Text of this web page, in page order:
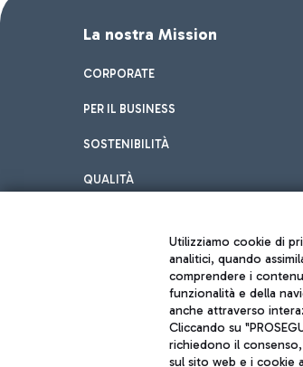
La nostra Mission
CORPORATE
PER IL BUSINESS
SOSTENIBILITÀ
QUALITÀ
Utilizziamo cookie di
analitici, quando
comprendere i
funzionalità e della
anche attraverso
Cliccando su
richiedono il
sul sito web e i cookie